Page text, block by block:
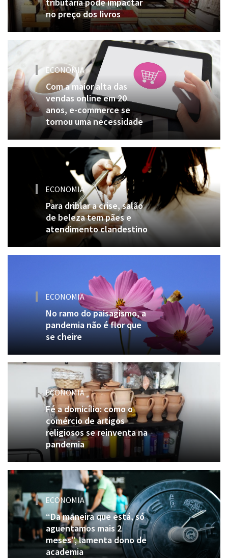
no preço dos livros
ECONOMIA
Com a maior alta das
vendas online em 20
anos, e-commerce se
tornou uma necessidade
ECONOMIA
Para driblar a crise, salão
de beleza tem pães e
atendimento clandestino
ECONOMIA
No ramo do paisagismo, a
pandemia não é flor que
se cheire
ECONOMIA
Fé a domicílio: como o
comércio de artigos
religiosos se reinventa na
pandemia
ECONOMIA
“Da maneira que está, só
aguentamos mais 2
meses”, lamenta dono de
academia